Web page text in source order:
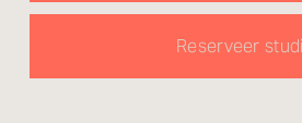
Reserveer